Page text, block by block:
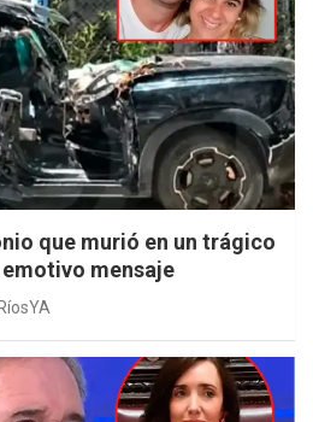
que murió en un trágico
mensaje